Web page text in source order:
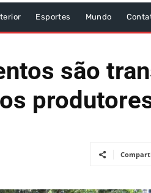
Esportes Mundo
são